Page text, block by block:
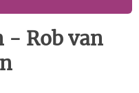
- Rob van